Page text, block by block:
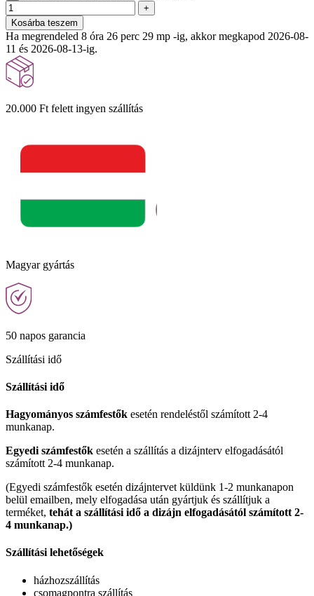
+
Kosárba teszem
Ha megrendeled 8 óra 26 perc 27 mp -ig, akkor megkapod 2026-08-
11 és 2026-08-13-ig.
20.000 Ft felett ingyen szállítás
Magyar gyártás
50 napos garancia
Szállítási idő
Szállítási idő
Hagyományos számfestők esetén rendeléstől számított 2-4
munkanap.
Egyedi számfestők esetén a szállítás a dizájnterv elfogadásától
számított 2-4 munkanap.
(Egyedi számfestők esetén dizájntervet küldünk 1-2 munkanapon
belül emailben, mely elfogadása után gyártjuk és szállítjuk a
terméket, tehát a szállítási idő a dizájn elfogadásától számított 2-
4 munkanap.)
Szállítási lehetőségek
házhozszállítás
csomagpontra szállítás